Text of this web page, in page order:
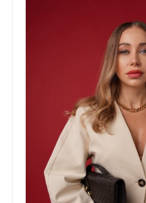
НОВИНИ Ю ІНФО
NEW FORMAT
THE EPOCH TIMES
КАНАЛ КИЇВ.
ТЕРНІВСЬКЕ
ГАЗЕТА `УРЯДОВИЙ
ЖУРНАЛ `ІНТЕРНАУКА`
ВБФ ЖУРНАЛІСТСЬКА
MILLENIUM CLUB